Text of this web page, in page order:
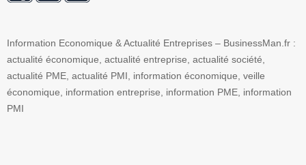
Information Economique & Actualité Entreprises – BusinessMan.fr :
actualité économique, actualité entreprise, actualité société,
actualité PME, actualité PMI, information économique, veille
économique, information entreprise, information PME, information
PMI